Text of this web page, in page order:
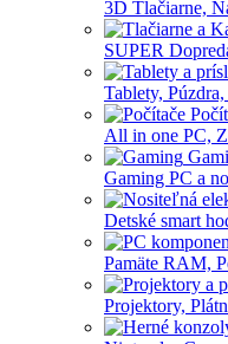
3D Tlačiarne,
SUPER
Tablety, Púzdra,
All in one PC,
Gaming PC a
Detské smart
Pamäte RAM,
Projektory,